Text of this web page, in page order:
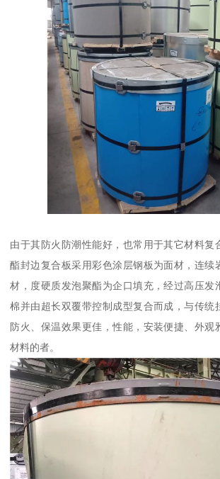
由于其防火防潮性能好，也常用于其它材料复
酯封边复合板采用彩色涂层钢板为面材，连续
材，度硬质发泡聚酯为企口填充，经过高压发
棉并由超长双覆带控制成型复合而成，与传统
防火、保温效果更佳，性能，安装便捷、外观
材料的者。